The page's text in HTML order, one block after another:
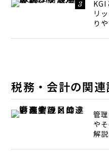
KGI
リ
り
税務・会計の関連
管
や
解説